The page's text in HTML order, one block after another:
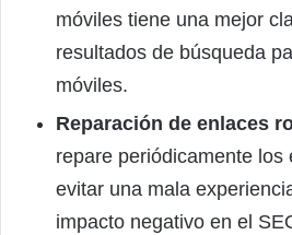
móviles tiene una mejor
resultados de búsqueda
móviles.
Reparación de enlaces
repare periódicamente los
evitar una mala
impacto negativo en el